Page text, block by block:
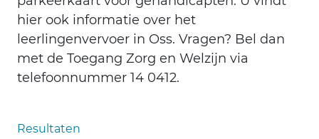
hier ook informatie over het
leerlingenvervoer in Oss. Vragen? Bel dan
met de Toegang Zorg en Welzijn via
telefoonnummer 14 0412.
Resultaten